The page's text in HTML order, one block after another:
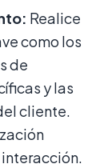
Realice
como los
de
y las
cliente.